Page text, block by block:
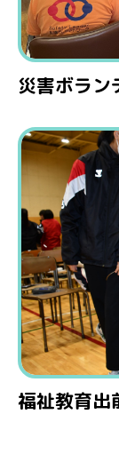
災害ボラン
福祉教育出